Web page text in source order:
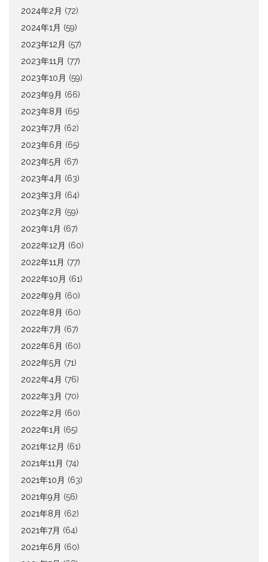
2024年2月 (72)
2024年1月 (59)
2023年12月 (57)
2023年11月 (77)
2023年10月 (59)
2023年9月 (66)
2023年8月 (65)
2023年7月 (62)
2023年6月 (65)
2023年5月 (67)
2023年4月 (63)
2023年3月 (64)
2023年2月 (59)
2023年1月 (67)
2022年12月 (60)
2022年11月 (77)
2022年10月 (61)
2022年9月 (60)
2022年8月 (60)
2022年7月 (67)
2022年6月 (60)
2022年5月 (71)
2022年4月 (76)
2022年3月 (70)
2022年2月 (60)
2022年1月 (65)
2021年12月 (61)
2021年11月 (74)
2021年10月 (63)
2021年9月 (56)
2021年8月 (62)
2021年7月 (64)
2021年6月 (60)